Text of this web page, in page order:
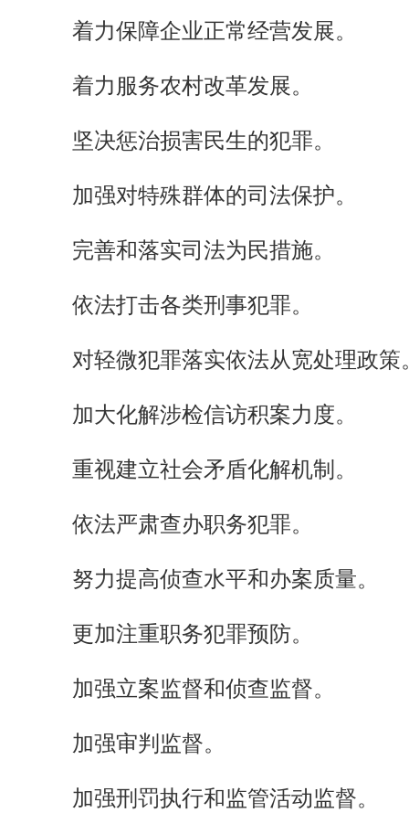
着力保障企业正常经营发展。
着力服务农村改革发展。
坚决惩治损害民生的犯罪。
加强对特殊群体的司法保护。
完善和落实司法为民措施。
依法打击各类刑事犯罪。
对轻微犯罪落实依法从宽处理政策
加大化解涉检信访积案力度。
重视建立社会矛盾化解机制。
依法严肃查办职务犯罪。
努力提高侦查水平和办案质量。
更加注重职务犯罪预防。
加强立案监督和侦查监督。
加强审判监督。
加强刑罚执行和监管活动监督。